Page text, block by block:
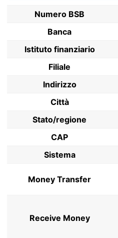
Numero BSB
Banca
Istituto finanziario
Filiale
Indirizzo
Città
Stato/regione
CAP
Sistema
Money Transfer
Receive Money